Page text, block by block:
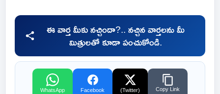
ఈ వార్త మీకు నచ్చిందా?.. నచ్చిన వార్తలను మీ
మిత్రులతో కూడా పంచుకోండి.
WhatsApp Facebook (Twitter) Copy Link